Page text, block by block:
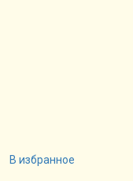
В избранное